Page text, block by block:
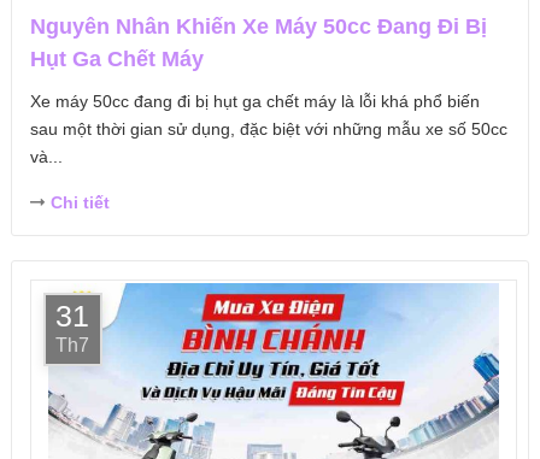
Nguyên Nhân Khiến Xe Máy 50cc Đang Đi Bị
Hụt Ga Chết Máy
Xe máy 50cc đang đi bị hụt ga chết máy là lỗi khá phổ biến
sau một thời gian sử dụng, đặc biệt với những mẫu xe số 50cc
và...
Chi tiết
31
Th7